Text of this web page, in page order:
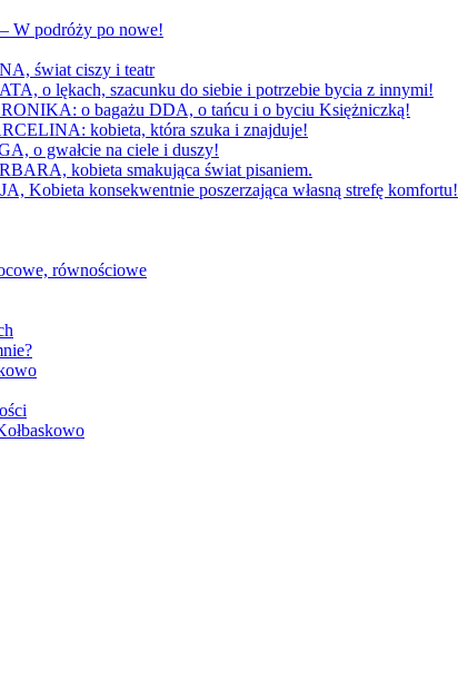
W podróży po nowe!
świat ciszy i teatr
o lękach, szacunku do siebie i potrzebie bycia z innymi!
o bagażu DDA, o tańcu i o byciu Księżniczką!
kobieta, która szuka i znajduje!
o gwałcie na ciele i duszy!
kobieta smakująca świat pisaniem.
konsekwentnie poszerzająca własną strefę komfortu!
równościowe